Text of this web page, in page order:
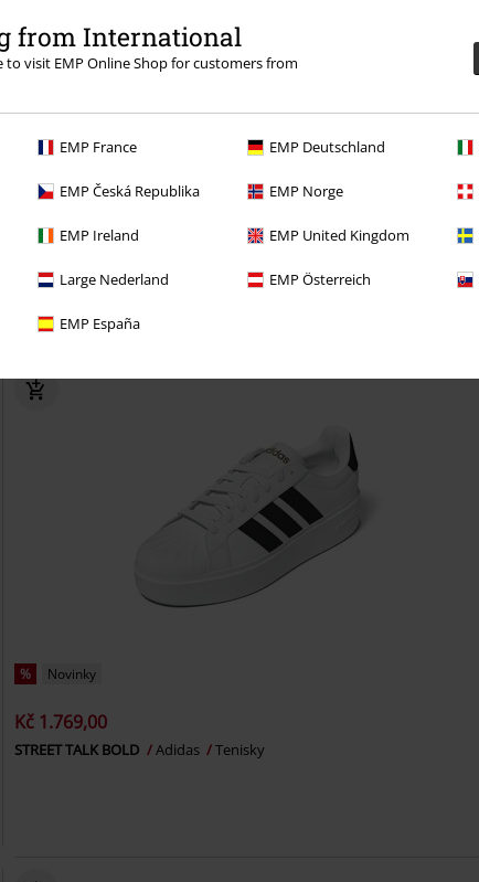
from International
to visit EMP Online Shop for customers from
EMP France EMP Deutschland
EMP Česká Republika EMP Norge
EMP Ireland EMP United Kingdom
Large Nederland EMP Österreich
EMP España
Kč 2.449,00
zkušební verzi našeho BACKSTAGE CLUB
% Novinky
Kč 1.769,00
STREET TALK BOLD Adidas Tenisky